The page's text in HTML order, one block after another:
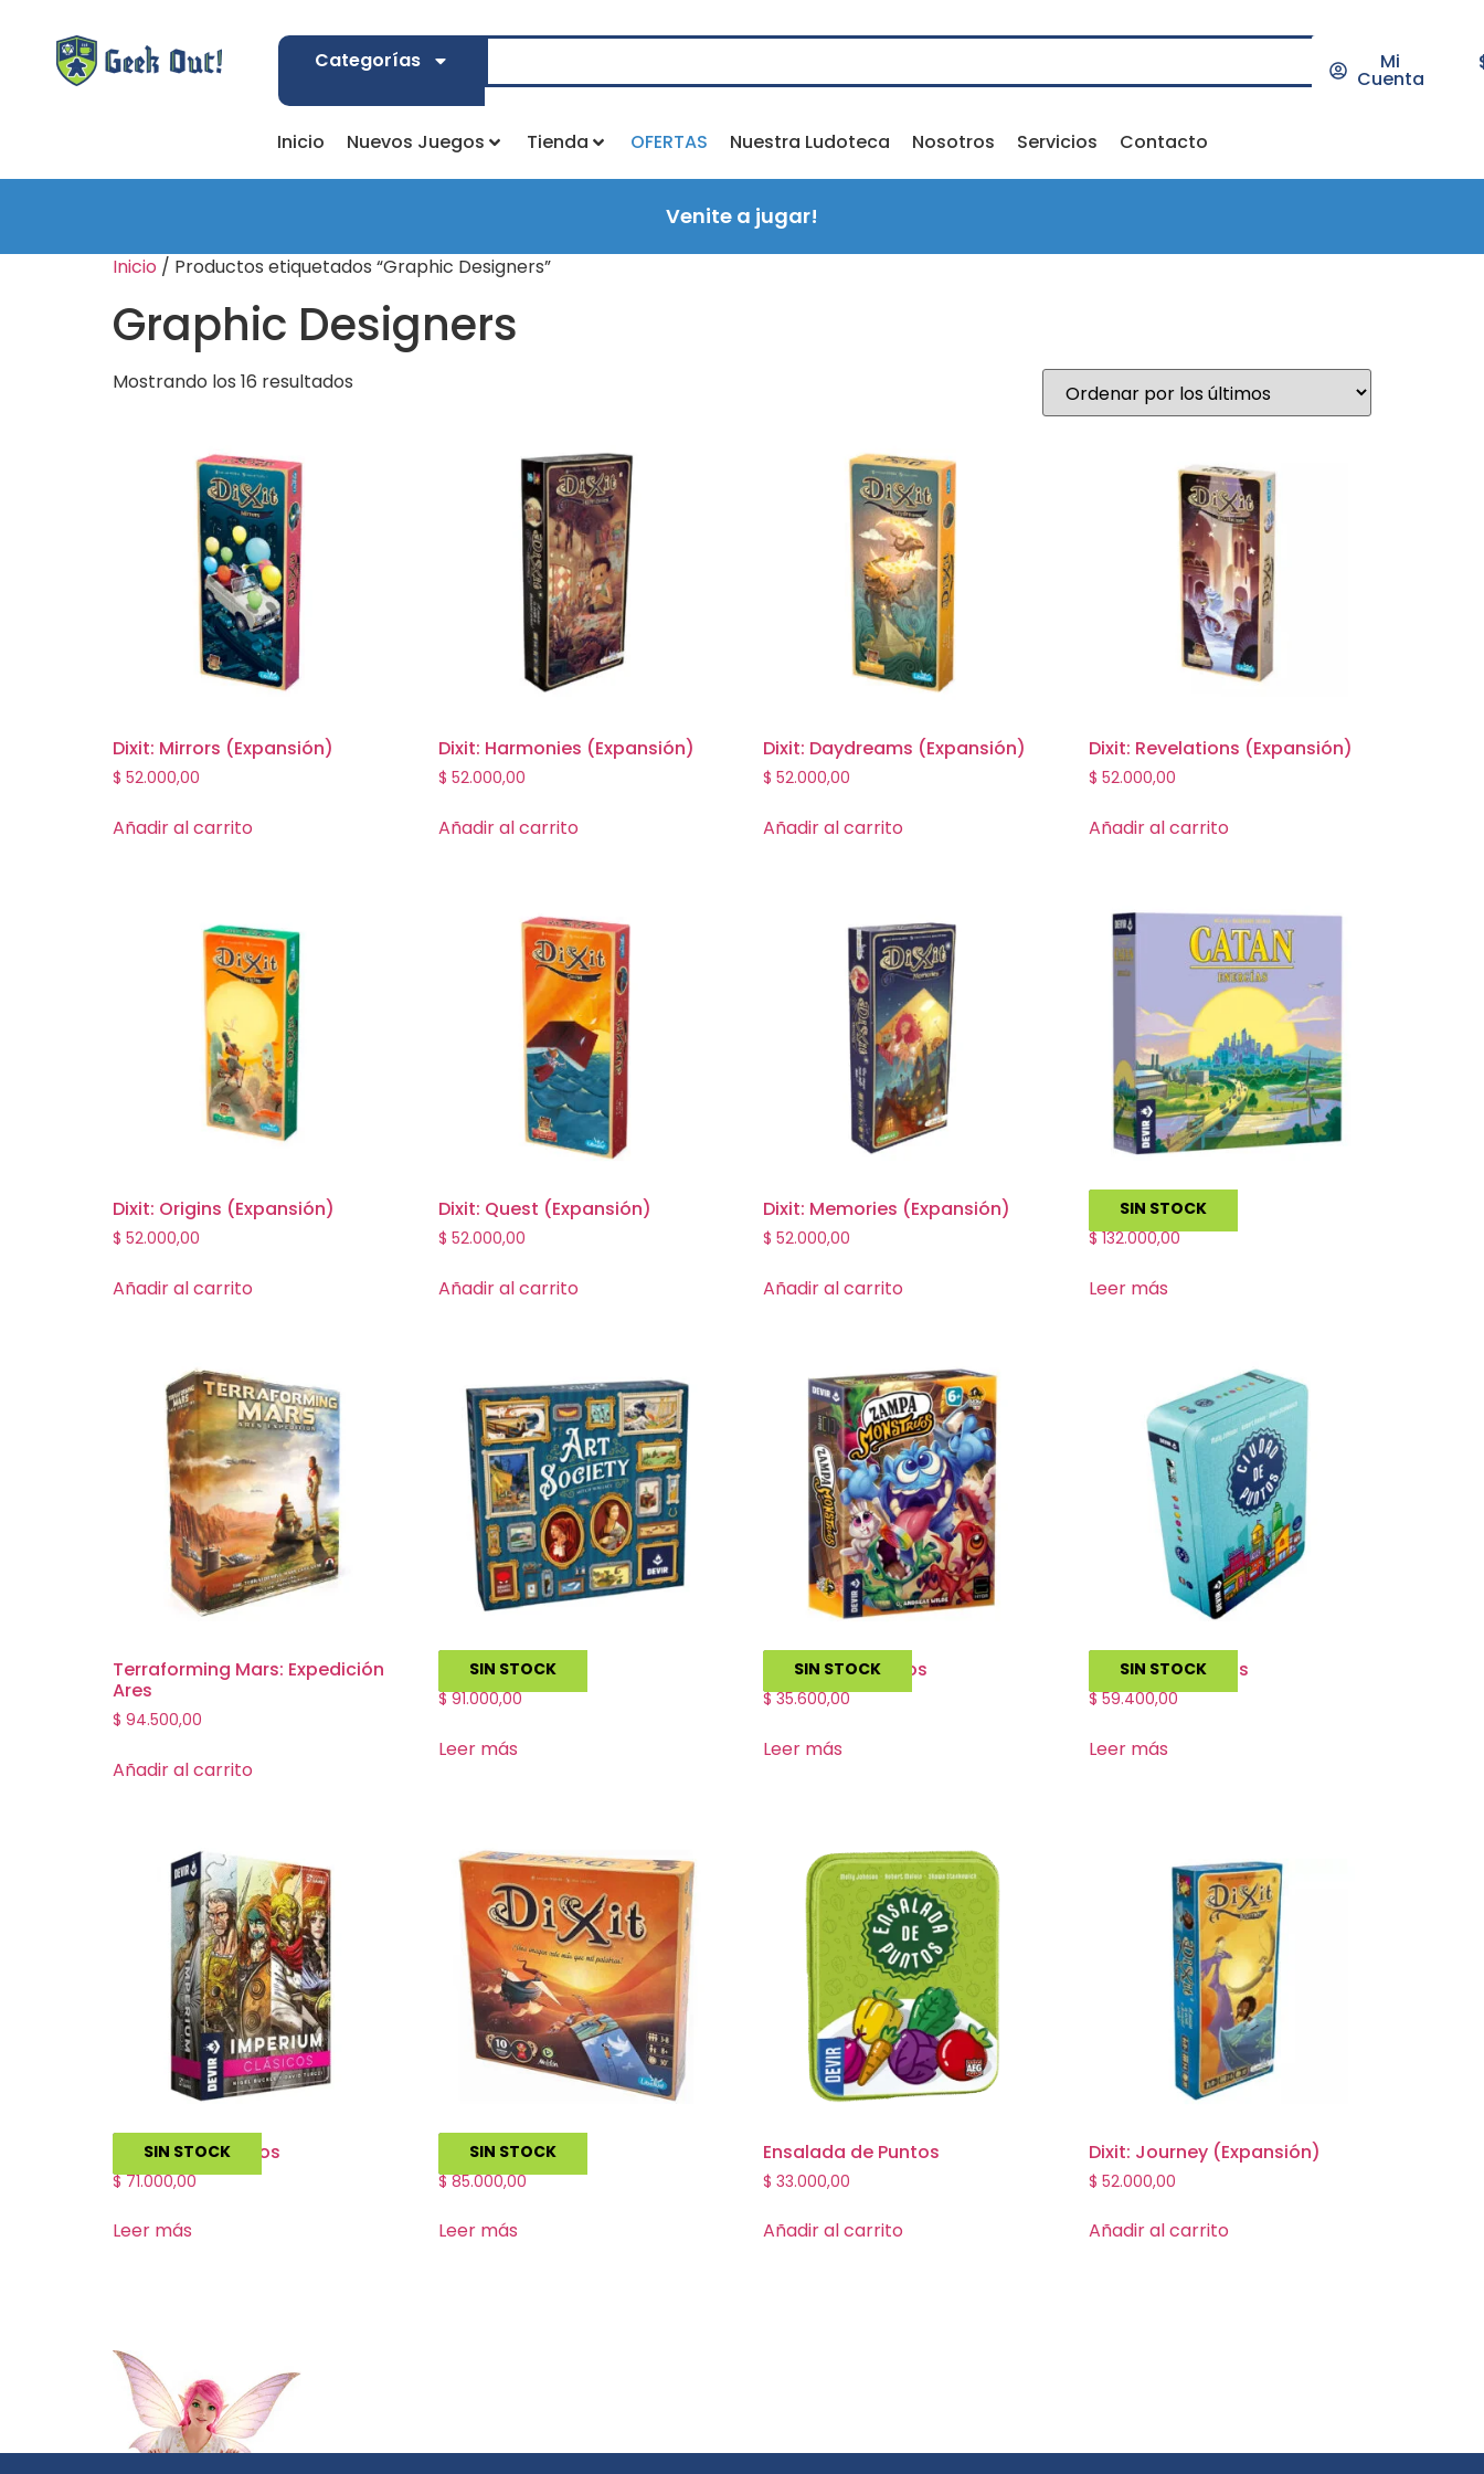
Categorías Mi
Cuenta
Inicio Nuevos Juegos Tienda OFERTAS Nuestra Ludoteca Nosotros Servicios Contacto
Venite a jugar!
Inicio / Productos etiquetados “Graphic Designers”
Graphic Designers
Mostrando los 16 resultados
Dixit: Mirrors (Expansión)
$ 52.000,00
Añadir al carrito
Dixit: Harmonies (Expansión)
$ 52.000,00
Añadir al carrito
Dixit: Daydreams (Expansión)
$ 52.000,00
Añadir al carrito
Dixit: Revelations (Expansión)
$ 52.000,00
Añadir al carrito
Dixit: Origins (Expansión)
$ 52.000,00
Añadir al carrito
Dixit: Quest (Expansión)
$ 52.000,00
Añadir al carrito
Dixit: Memories (Expansión)
$ 52.000,00
Añadir al carrito
SIN STOCK
Catan: Energías
$ 132.000,00
Leer más
Terraforming Mars: Expedición
Ares
$ 94.500,00
Añadir al carrito
SIN STOCK
Art Society
$ 91.000,00
Leer más
SIN STOCK
Zampa Monstruos
$ 35.600,00
Leer más
SIN STOCK
Ciudad de Puntos
$ 59.400,00
Leer más
SIN STOCK
Imperium Clásicos
$71.000,00
Leer más
SIN STOCK
Dixit
$85.000,00
Leer más
Ensalada de Puntos
$ 33.000,00
Añadir al carrito
Dixit: Journey (Expansión)
$ 52.000,00
Añadir al carrito